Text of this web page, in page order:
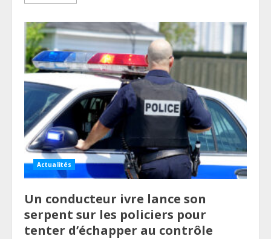
Actualités
Un conducteur ivre lance son
serpent sur les policiers pour
tenter d’échapper au contrôle